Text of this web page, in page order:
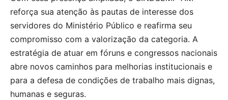
reforça sua atenção às pautas de interesse dos
servidores do Ministério Público e reafirma seu
compromisso com a valorização da categoria. A
estratégia de atuar em fóruns e congressos nacionais
abre novos caminhos para melhorias institucionais e
para a defesa de condições de trabalho mais dignas,
humanas e seguras.